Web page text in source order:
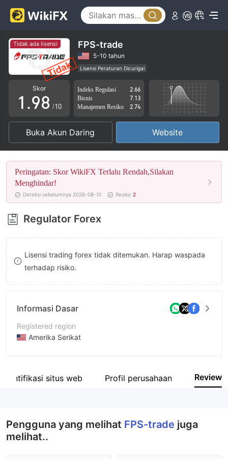
Tidak ada lisensi FPS-trade
5-10 tahun
Lisensi Peraturan Dicurigai
Lingkup Bisnis Mencurigakan
Potensi risiko tinggi
Skor
0
1
2
3
4
5
6
7
8
9
.
5
6
7
8
9
4
5
6
7
8
9
/10
Indeks Regulasi
2.66
Bisnis
7.13
Manajemen Resiko
2.74
Buka Akun Daring Website
Peringatan: Skor WikiFX Terlalu Rendah,Silakan
Menghindar!
Deteksi sebelumnya 2026-08-10 Resiko 2
Regulator Forex
Lisensi trading forex tidak ditemukan. Harap waspada
terhadap risiko.
Informasi Dasar
Registered region
Amerika Serikat
Nama perusahaan
Identifikasi situs web Profil perusahaan Review
Pengguna yang melihat FPS-trade juga
melihat..